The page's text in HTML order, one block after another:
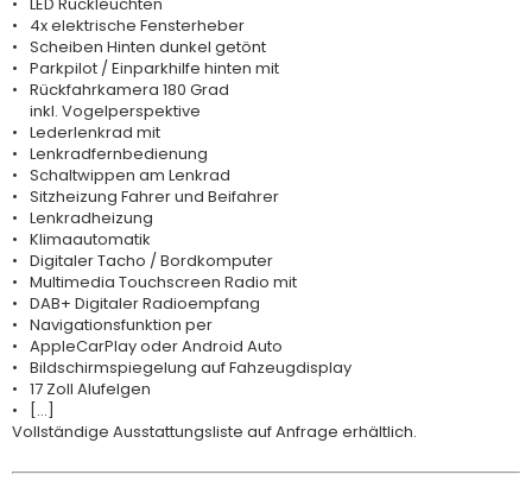
4x elektrische Fensterheber
Scheiben Hinten dunkel getönt
Parkpilot / Einparkhilfe hinten mit
Rückfahrkamera 180 Grad
inkl. Vogelperspektive
Lederlenkrad mit
Lenkradfernbedienung
Schaltwippen am Lenkrad
Sitzheizung Fahrer und Beifahrer
Lenkradheizung
Klimaautomatik
Digitaler Tacho / Bordkomputer
Multimedia Touchscreen Radio mit
DAB+ Digitaler Radioempfang
Navigationsfunktion per
AppleCarPlay oder Android Auto
Bildschirmspiegelung auf Fahzeugdisplay
17 Zoll Alufelgen
[...]
Vollständige Ausstattungsliste auf Anfrage erhältlich.